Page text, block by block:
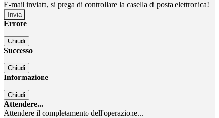
E-mail inviata, si prega di controllare la casella di posta elettronica!
Errore
Chiudi
Successo
Chiudi
Informazione
Chiudi
Attendere...
Attendere il completamento dell'operazione...